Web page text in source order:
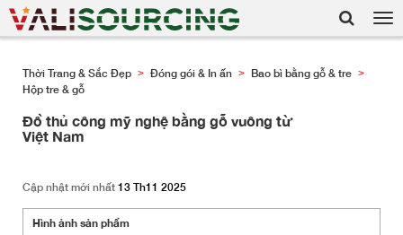
Thời Trang & Sắc Đẹp > Đóng gói & In ấn > Bao bì bằng gỗ & tre >
Hộp tre & gỗ
Đồ thủ công mỹ nghệ bằng gỗ vuông từ
Việt Nam
Cập nhật mới nhất 13 Th11 2025
Hình ảnh sản phẩm